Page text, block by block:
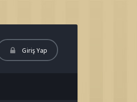
Giriş Yap